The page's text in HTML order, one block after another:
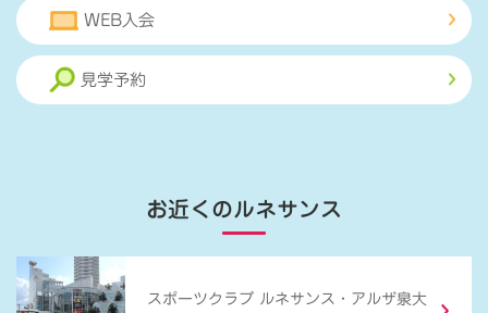
WEB入会
見学予約
お近くのルネサンス
スポーツクラブ ルネサンス・アルザ泉大